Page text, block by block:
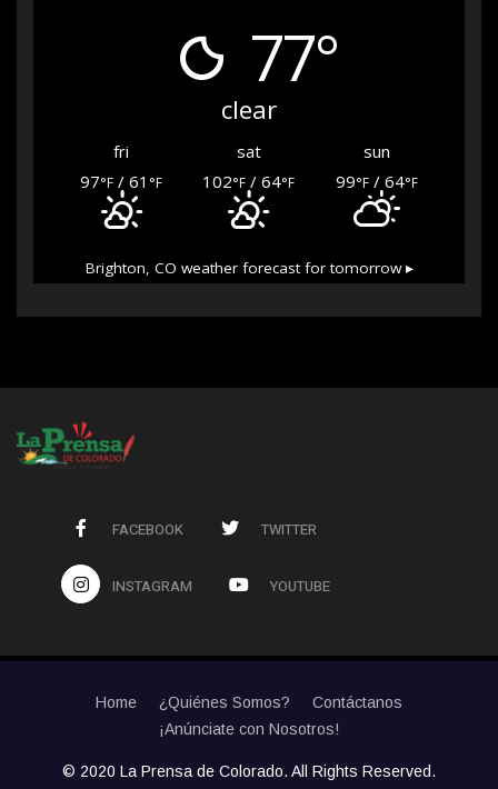
77°
clear
fri sat
sun
97°F / 61 °F 102°F / 64°F 99°F/ 64°F
Brighton, CO weather forecast for tomorrow ▸
FACEBOOK TWITTER
INSTAGRAM YOUTUBE
Home ¿Quiénes Somos?
Contáctanos
¡Anúnciate con Nosotros!
© 2020 La Prensa de Colorado. All Rights Reserved.